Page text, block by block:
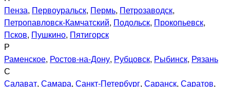
Пенза, Первоуральск, Пермь, Петрозаводск,
Петропавловск-Камчатский, Подольск, Прокопьевск,
Псков, Пушкино, Пятигорск
Р
Раменское, Ростов-на-Дону, Рубцовск, Рыбинск, Рязань
С
Салават, Самара, Санкт-Петербург, Саранск, Саратов,